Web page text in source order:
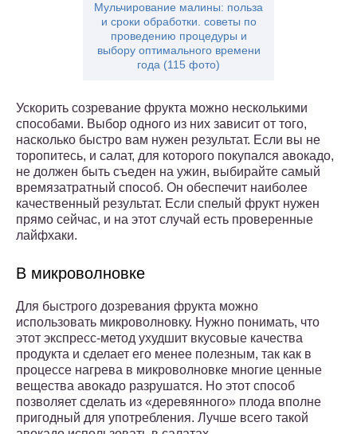
Мульчирование малины: польза
и сроки обработки. советы по
проведению процедуры и
выбору оптимального времени
года (115 фото)
Ускорить созревание фрукта можно несколькими
способами. Выбор одного из них зависит от того,
насколько быстро вам нужен результат. Если вы не
торопитесь, и салат, для которого покупался авокадо,
не должен быть съеден на ужин, выбирайте самый
времязатратный способ. Он обеспечит наиболее
качественный результат. Если спелый фрукт нужен
прямо сейчас, и на этот случай есть проверенные
лайфхаки.
В микроволновке
Для быстрого дозревания фрукта можно
использовать микроволновку. Нужно понимать, что
этот экспресс-метод ухудшит вкусовые качества
продукта и сделает его менее полезным, так как в
процессе нагрева в микроволновке многие ценные
вещества авокадо разрушатся. Но этот способ
позволяет сделать из «деревянного» плода вполне
пригодный для употребления. Лучше всего такой